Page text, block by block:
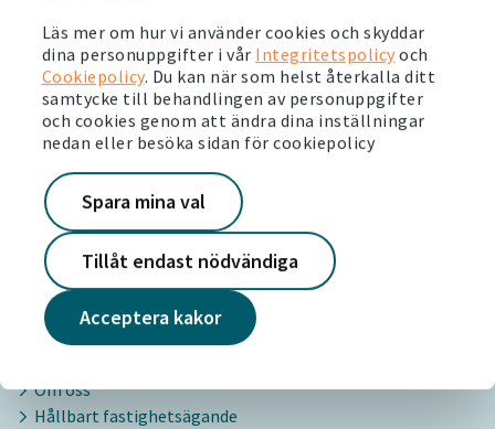
Läs mer om hur vi använder cookies och skyddar
dina personuppgifter i vår Integritetspolicy och
Cookiepolicy. Du kan när som helst återkalla ditt
samtycke till behandlingen av personuppgifter
och cookies genom att ändra dina inställningar
nedan eller besöka sidan för cookiepolicy
Acceptera kakor
Spara mina val
Tillåt endast nödvändiga
Om oss
Hållbart fastighetsägande